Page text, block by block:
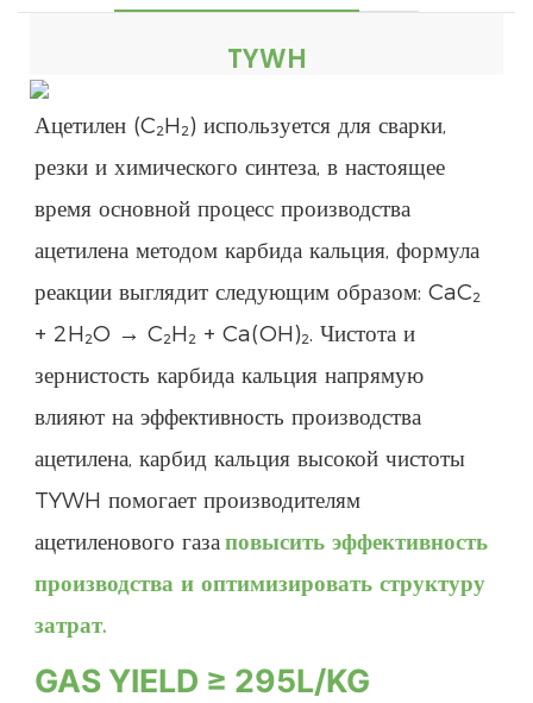
TYWH
Ацетилен (C₂H₂) используется для сварки,
резки и химического синтеза, в настоящее
время основной процесс производства
ацетилена методом карбида кальция, формула
реакции выглядит следующим образом: CaC₂
+ 2H₂O → C₂H₂ + Ca(OH)₂. Чистота и
зернистость карбида кальция напрямую
влияют на эффективность производства
ацетилена, карбид кальция высокой чистоты
TYWH помогает производителям
ацетиленового газаповысить эффективность
производства и оптимизировать структуру
затрат.
GAS YIELD ≥ 295L/KG